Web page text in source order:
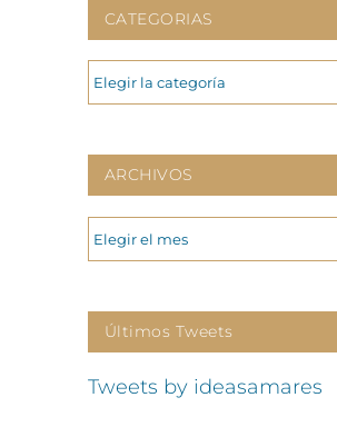
CATEGORIAS
CATEGORIAS
ARCHIVOS
ARCHIVOS
Últimos Tweets
Tweets by ideasamares